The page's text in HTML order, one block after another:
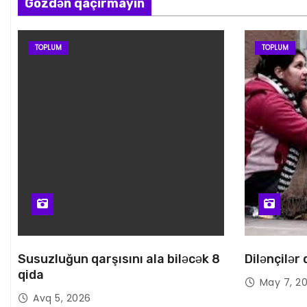
Gözdən qaçırmayın
TOPLUM
Susuzluğun qarşısını ala biləcək 8
qida
Avq 5, 2026
TOPLUM
Dilənçilər
May 7,